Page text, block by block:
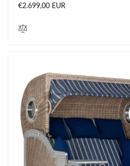
Normaler
€2.699,00 EUR